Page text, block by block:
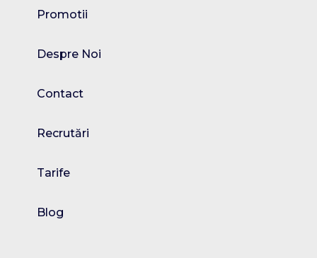
Promotii
Despre Noi
Contact
Recrutări
Tarife
Blog